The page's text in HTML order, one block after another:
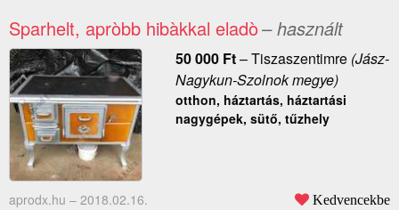
Sparhelt, apròbb hibàkkal eladò– használt
50 000 Ft–Tiszaszentimre(Jász-
Nagykun-Szolnok megye)
otthon, háztartás, háztartási
nagygépek, sütő, tűzhely
aprodx.hu – 2018.02.16. Kedvencekbe